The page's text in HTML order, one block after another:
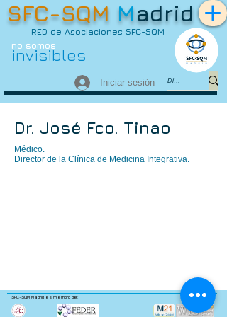
SFC-SQM Madrid
no somos
invisibles
RED de Asociaciones SFC-SQM
Iniciar sesión
Dr. José Fco. Tinao
Médico.
Director de la Clínica de Medicina Integrativa.
SFC-SQM Madrid es miembro de: